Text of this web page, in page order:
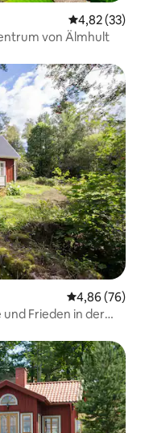
4,82 (33)
von Älmhult
4,86 (76)
und Frieden in der